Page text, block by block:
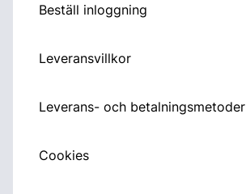
Beställ inloggning
Leveransvillkor
Leverans- och betalningsmetoder
Cookies